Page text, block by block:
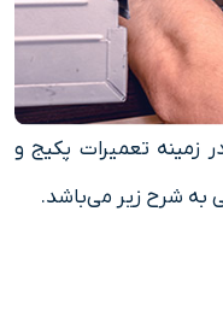
زمینه تعمیرات پکیج و
به شرح زیر می‌باشد.